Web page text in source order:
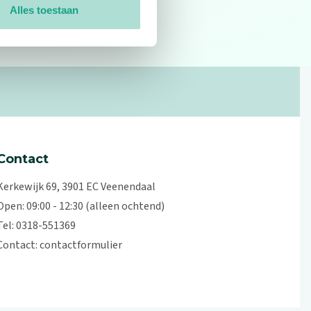
Alles toestaan
69, 3901 EC Veenendaal
09:00 - 12:30 (alleen ochtend)
0318-551369
contactformulier